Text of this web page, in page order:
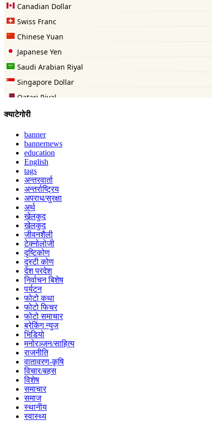
क्याटेगोरी
banner
bannernews
education
English
tags
अन्तरवार्ता
अन्तर्राष्ट्रिय
अपराध/सुरक्षा
अर्थ
खेलकुद
खेलकुद
जीवनशैली
टेक्नोलोजी
दृष्टिकोण
दृस्टी कोण
देश परदेश
निर्वाचन बिशेष
पर्यटन
फोटो कथा
फोटो फिचर
फोटो समाचार
ब्रेकिंग न्युज
भिडियो
मनोरञ्जन/साहित्य
राजनीति
वातावरण-कृषि
विचार/बहस
विशेष
समाचार
समाज
स्थानीय
स्वास्थ्य